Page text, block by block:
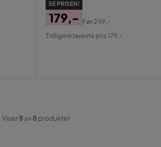
SE PRISEN!
Pris
179,-
Original
Før249,-
Tidligere laveste pris 179,-
Viser8 av8 produkter